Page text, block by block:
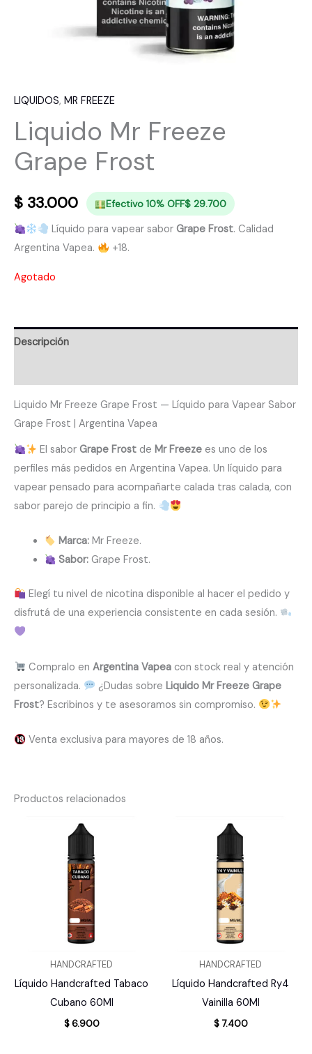
LIQUIDOS, MR FREEZE
Liquido Mr Freeze
Grape Frost
$ 33.000 Efectivo 10% OFF$29.700
Líquido para vapear sabor Grape Frost. Calidad
Argentina Vapea.
+18.
Agotado
Descripción
Liquido Mr Freeze Grape Frost — Líquido para Vapear Sabor
Grape Frost | Argentina Vapea
El sabor Grape Frost deMr Freeze es uno de los
perfiles más pedidos en Argentina Vapea. Un líquido para
vapear pensado para acompañarte calada tras calada, con
sabor parejo de principio a fin.
Marca: Mr Freeze.
Sabor: Grape Frost.
Elegí tu nivel de nicotina disponible al hacer el pedido y
disfrutá de una experiencia consistente en cada sesión.
Compralo en Argentina Vapeacon stock real y atención
personalizada.
¿Dudas sobre Liquido Mr Freeze Grape
Frost? Escribinos y te asesoramos sin compromiso.
Venta exclusiva para mayores de 18 años.
Productos relacionados
HANDCRAFTED
Líquido Handcrafted Tabaco
Cubano 60Ml
$6.900
HANDCRAFTED
Líquido Handcrafted Ry4
Vainilla 60Ml
$7.400